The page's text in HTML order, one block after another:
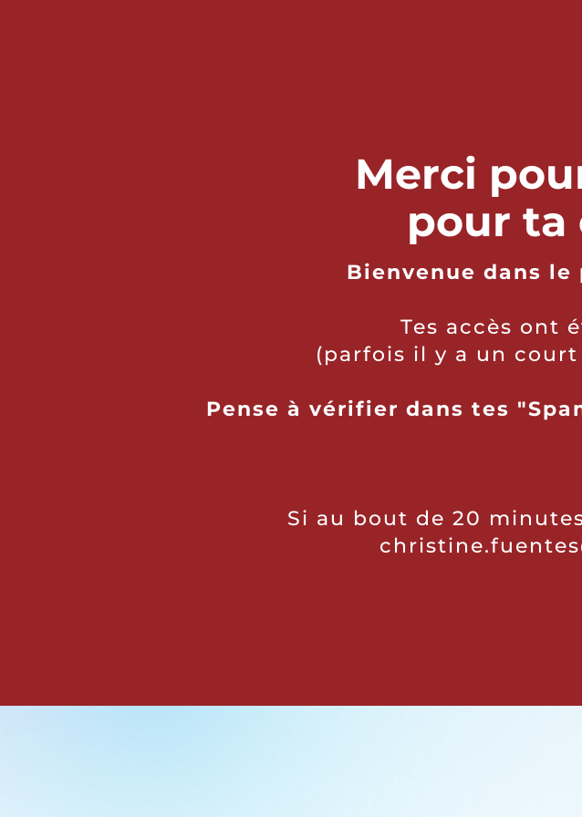
Merci
pour ta
Bienvenue dans le
Tes accès ont
(parfois il y a un
Pense à vérifier dans tes
Si au bout de 20